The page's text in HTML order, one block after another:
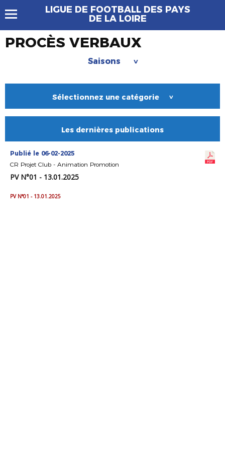
LIGUE DE FOOTBALL DES PAYS
DE LA LOIRE
PROCÈS VERBAUX
Saisons >
Sélectionnez une catégorie >
Les dernières publications
Publié le 06-02-2025
CR Projet Club - Animation Promotion
PV N°01 - 13.01.2025
PV N°01 - 13.01.2025